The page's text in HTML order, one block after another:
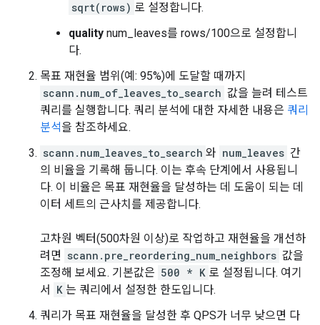
sqrt(rows) 로 설정합니다.
quality num_leaves를 rows/100으로 설정합니
다.
목표 재현율 범위(예: 95%)에 도달할 때까지
scann.num_of_leaves_to_search 값을 늘려 테스트
쿼리를 실행합니다. 쿼리 분석에 대한 자세한 내용은 쿼리
분석을 참조하세요.
scann.num_leaves_to_search 와 num_leaves 간
의 비율을 기록해 둡니다. 이는 후속 단계에서 사용됩니
다. 이 비율은 목표 재현율을 달성하는 데 도움이 되는 데
이터 세트의 근사치를 제공합니다.
고차원 벡터(500차원 이상)로 작업하고 재현율을 개선하
려면 scann.pre_reordering_num_neighbors 값을
조정해 보세요. 기본값은 500 * K 로 설정됩니다. 여기
서
K 는 쿼리에서 설정한 한도입니다.
쿼리가 목표 재현율을 달성한 후 QPS가 너무 낮으면 다